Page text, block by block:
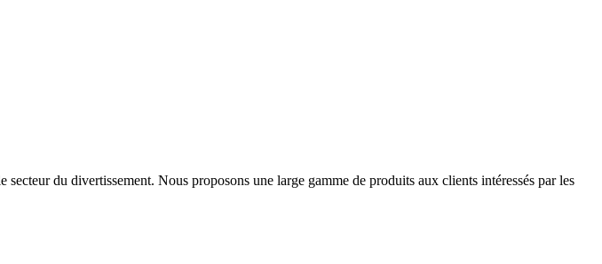
du divertissement. Nous proposons une large gamme de produits aux clients intéressés par les